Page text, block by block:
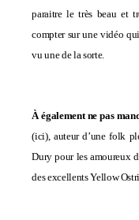
paraitre le très beau et
compter sur une vidéo
vu une de la sorte.
À également ne pas
(ici), auteur d’une folk
Dury pour les amoureux
des excellents Yellow